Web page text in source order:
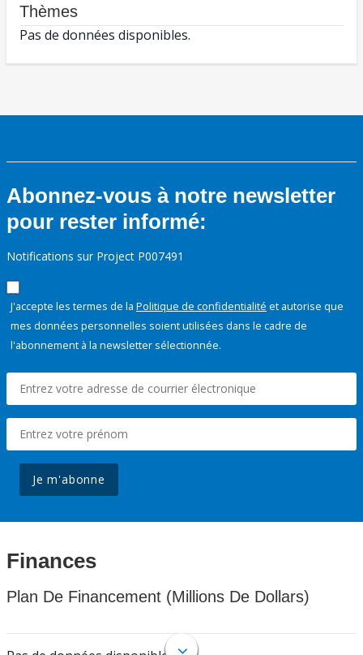
Thèmes
Pas de données disponibles.
Abonnez-vous à notre newsletter
pour rester informé:
Notifications sur Project P007491
J'accepte les termes de la Politique de confidentialité et autorise que
mes données personnelles soient utilisées dans le cadre de
l'abonnement à la newsletter sélectionnée.
Je m'abonne
Finances
Plan De Financement (Millions De Dollars)